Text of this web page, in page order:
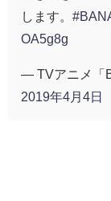
します。
OA5g8g
— TVアニメ「
2019年4月4日